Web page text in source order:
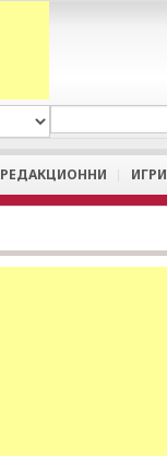
РЕДАКЦИОННИ ИГРИ